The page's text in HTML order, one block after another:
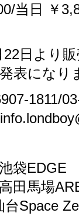
当日 ￥
22日より
表になり
1811/
袋EDGE
田馬場
台Space